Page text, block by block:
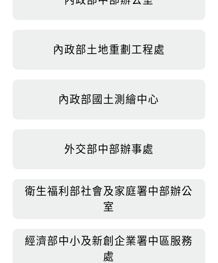
內政部土地重劃工程處
內政部國土測繪中心
外交部中部辦事處
衛生福利部社會及家庭署中部辦公
室
經濟部中小及新創企業署中區服務
處